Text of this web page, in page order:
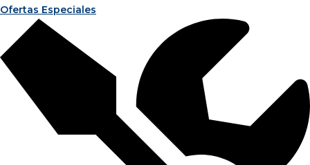
Ofertas Especiales